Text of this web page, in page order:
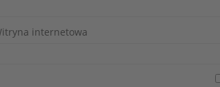
internetowa